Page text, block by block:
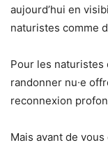
aujourd’hui en
naturistes comme
Pour les
randonner nu∙e
reconnexion
Mais avant de